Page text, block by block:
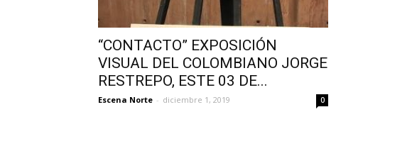
“CONTACTO” EXPOSICIÓN
VISUAL DEL COLOMBIANO JORGE
RESTREPO, ESTE 03 DE...
Escena Norte - diciembre 1, 2019 0